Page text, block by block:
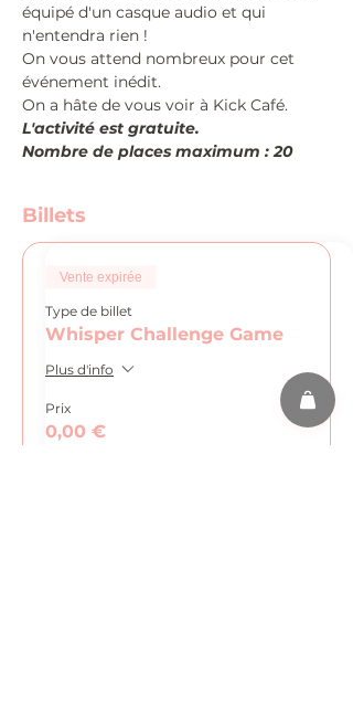
équipé d'un casque audio et qui
n'entendra rien !
On vous attend nombreux pour cet
événement inédit.
On a hâte de vous voir à Kick Café.
L'activité est gratuite.
Nombre de places maximum : 20
Billets
Vente expirée
Type de billet
Whisper Challenge Game
Plus d'info
Prix
0,00 €